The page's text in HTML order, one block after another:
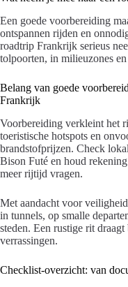
Een goede voorbereiding
ontspannen rijden en
roadtrip Frankrijk serieus
tolpoorten, in milieuzones
Belang van goede
Frankrijk
Voorbereiding verkleint het
toeristische hotspots en
brandstofprijzen. Check
Bison Futé en houd
meer rijtijd vragen.
Met aandacht voor
in tunnels, op smalle
steden. Een rustige rit
verrassingen.
Checklist-overzicht: van